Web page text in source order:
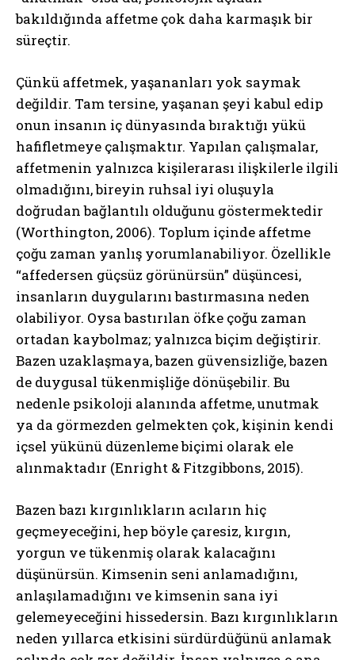
bakıldığında affetme çok daha karmaşık bir
süreçtir.
Çünkü affetmek, yaşananları yok saymak
değildir. Tam tersine, yaşanan şeyi kabul edip
onun insanın iç dünyasında bıraktığı yükü
hafifletmeye çalışmaktır. Yapılan çalışmalar,
affetmenin yalnızca kişilerarası ilişkilerle ilgili
olmadığını, bireyin ruhsal iyi oluşuyla
doğrudan bağlantılı olduğunu göstermektedir
(Worthington, 2006). Toplum içinde affetme
çoğu zaman yanlış yorumlanabiliyor. Özellikle
“affedersen güçsüz görünürsün” düşüncesi,
insanların duygularını bastırmasına neden
olabiliyor. Oysa bastırılan öfke çoğu zaman
ortadan kaybolmaz; yalnızca biçim değiştirir.
Bazen uzaklaşmaya, bazen güvensizliğe, bazen
de duygusal tükenmişliğe dönüşebilir. Bu
nedenle psikoloji alanında affetme, unutmak
ya da görmezden gelmekten çok, kişinin kendi
içsel yükünü düzenleme biçimi olarak ele
alınmaktadır (Enright & Fitzgibbons, 2015).
Bazen bazı kırgınlıkların acıların hiç
geçmeyeceğini, hep böyle çaresiz, kırgın,
yorgun ve tükenmiş olarak kalacağını
düşünürsün. Kimsenin seni anlamadığını,
anlaşılamadığını ve kimsenin sana iyi
gelemeyeceğini hissedersin. Bazı kırgınlıkların
neden yıllarca etkisini sürdürdüğünü anlamak